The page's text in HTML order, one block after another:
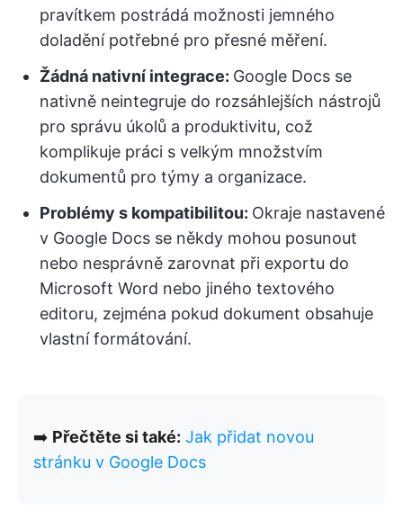
pravítkem postrádá možnosti jemného
doladění potřebné pro přesné měření.
Žádná nativní integrace: Google Docs se
nativně neintegruje do rozsáhlejších nástrojů
pro správu úkolů a produktivitu, což
komplikuje práci s velkým množstvím
dokumentů pro týmy a organizace.
Problémy s kompatibilitou: Okraje nastavené
v Google Docs se někdy mohou posunout
nebo nesprávně zarovnat při exportu do
Microsoft Word nebo jiného textového
editoru, zejména pokud dokument obsahuje
vlastní formátování.
➡️ Přečtěte si také: Jak přidat novou
stránku v Google Docs